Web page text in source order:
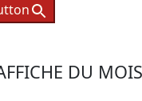
DU